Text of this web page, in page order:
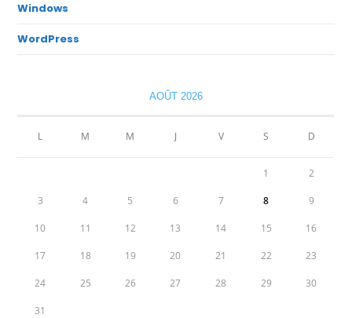
Windows
WordPress
AOÛT 2026
L M M J V S D
1 2
3 4 5 6 7 8 9
10 11 12 13 14 15 16
17 18 19 20 21 22 23
24 25 26 27 28 29 30
31